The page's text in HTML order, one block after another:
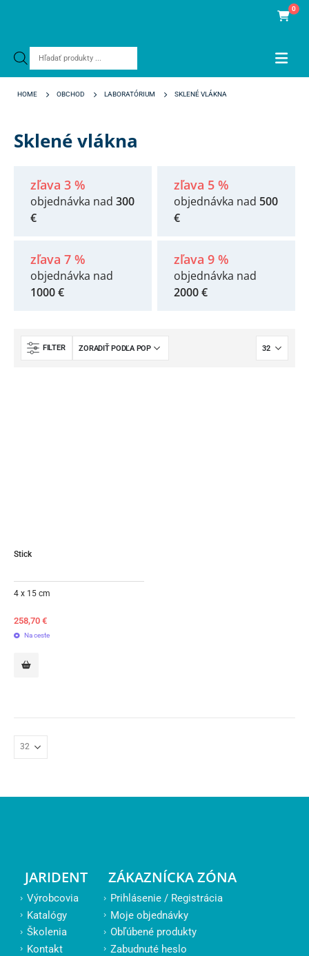
Products
0
HOME OBCHOD LABORATÓRIUM SKLENÉ VLÁKNA
Sklené vlákna
zľava 3 %
objednávka nad 300
€
zľava 5 %
objednávka nad 500
€
zľava 7 %
objednávka nad
1000 €
zľava 9 %
objednávka nad
2000 €
FILTER
Stick
4 x 15 cm
258,70 €
Na ceste
JARIDENT
Výrobcovia
Katalógy
Školenia
Kontakt
ZÁKAZNÍCKA ZÓNA
Prihlásenie / Registrácia
Moje objednávky
Obľúbené produkty
Zabudnuté heslo